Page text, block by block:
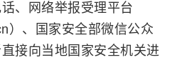
、网络举报受理平台
）、国家安全部微信公众
接向当地国家安全机关进